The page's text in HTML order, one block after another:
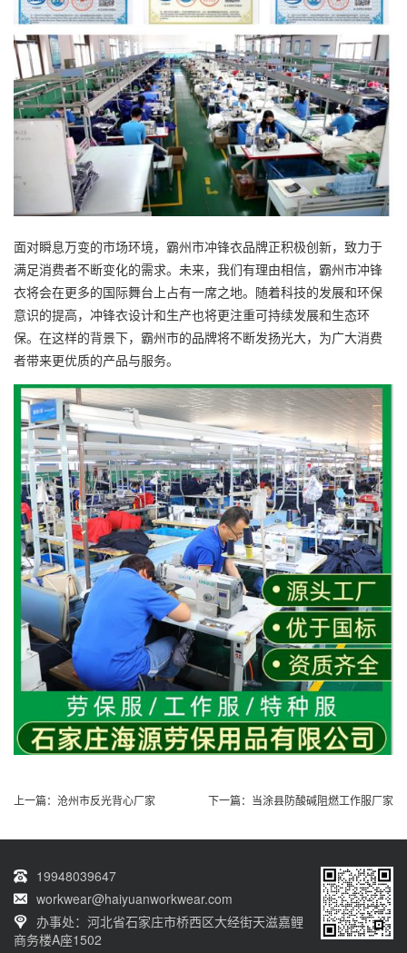
面对瞬息万变的市场环境，霸州市冲锋衣品牌正积极创新，致力于
满足消费者不断变化的需求。未来，我们有理由相信，霸州市冲锋
衣将会在更多的国际舞台上占有一席之地。随着科技的发展和环保
意识的提高，冲锋衣设计和生产也将更注重可持续发展和生态环
保。在这样的背景下，霸州市的品牌将不断发扬光大，为广大消费
者带来更优质的产品与服务。
上一篇： 沧州市反光背心厂家 下一篇： 当涂县防酸碱阻燃工作服厂家
19948039647
workwear@haiyuanworkwear.com
办事处：河北省石家庄市桥西区大经街天滋嘉鲤
商务楼A座1502